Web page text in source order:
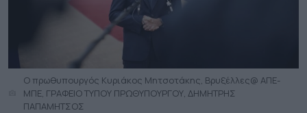
O πρωθυπουργός Κυριάκος Μητσοτάκης, Βρυξέλλες@ ΑΠΕ-
ΜΠΕ, ΓΡΑΦΕΙΟ ΤΥΠΟΥ ΠΡΩΘΥΠΟΥΡΓΟΥ, ΔΗΜΗΤΡΗΣ
ΠΑΠΑΜΗΤΣΟΣ